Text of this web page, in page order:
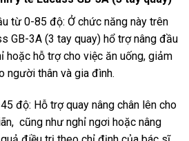
từ 0-85 độ: Ở chức năng này trên
GB-3A (3 tay quay) hổ trợ nâng đầu
hoặc hỗ trợ cho việc ăn uống, giảm
người thân và gia đình.
độ: Hỗ trợ quay nâng chân lên cho
cũng như nghỉ ngơi hoặc nâng